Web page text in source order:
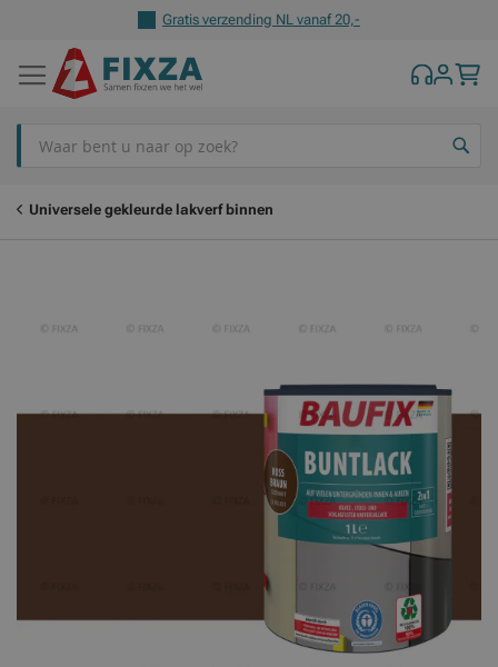
Gratis verzending NL vanaf 20,-
Universele gekleurde lakverf binnen
naar
naar